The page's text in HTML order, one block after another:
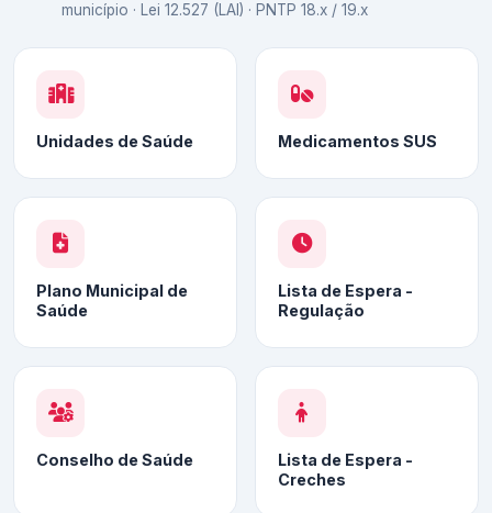
município · Lei 12.527 (LAI) · PNTP 18.x / 19.x
Unidades de Saúde Medicamentos SUS
Plano Municipal de
Saúde
Lista de Espera -
Regulação
Conselho de Saúde
Lista de Espera -
Creches